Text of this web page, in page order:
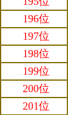
196位
197位
198位
199位
200位
201位